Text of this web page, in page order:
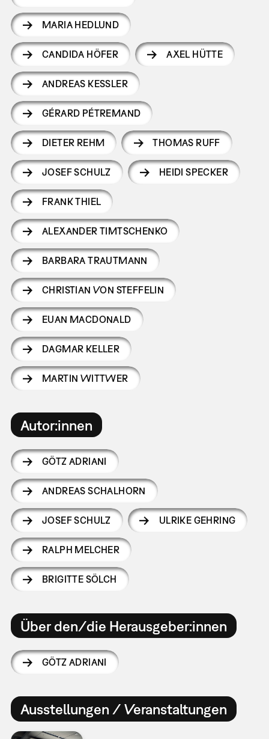
MARIA HEDLUND
CANDIDA HÖFER AXEL HÜTTE
ANDREAS KESSLER
GÉRARD PÉTREMAND
DIETER REHM THOMAS RUFF
JOSEF SCHULZ HEIDI SPECKER
FRANK THIEL
ALEXANDER TIMTSCHENKO
BARBARA TRAUTMANN
CHRISTIAN VON STEFFELIN
EUAN MACDONALD
DAGMAR KELLER
MARTIN WITTWER
Autor:innen
GÖTZ ADRIANI
ANDREAS SCHALHORN
JOSEF SCHULZ ULRIKE GEHRING
RALPH MELCHER
BRIGITTE SÖLCH
Über den/die Herausgeber:innen
GÖTZ ADRIANI
Ausstellungen / Veranstaltungen